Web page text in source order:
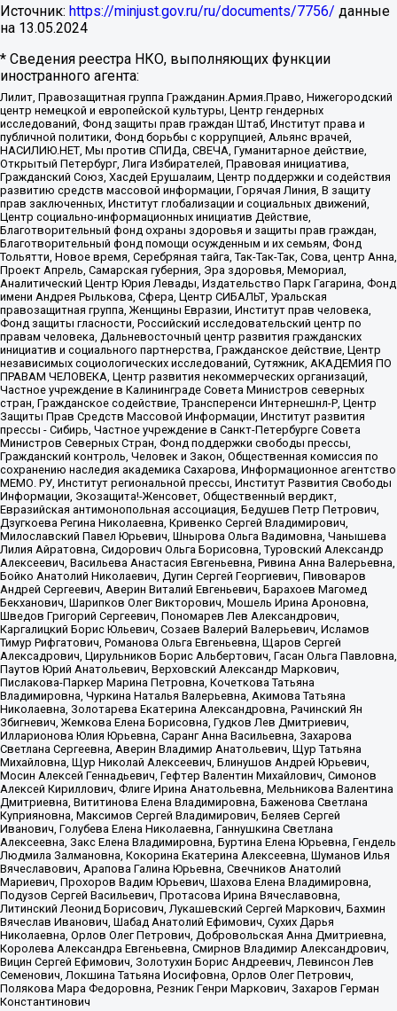
Источник: https://minjust.gov.ru/ru/documents/7756/ данные
на 13.05.2024
* Сведения реестра НКО, выполняющих функции
иностранного агента:
Лилит, Правозащитная группа Гражданин.Армия.Право, Нижегородский
центр немецкой и европейской культуры, Центр гендерных
исследований, Фонд защиты прав граждан Штаб, Институт права и
публичной политики, Фонд борьбы с коррупцией, Альянс врачей,
НАСИЛИЮ.НЕТ, Мы против СПИДа, СВЕЧА, Гуманитарное действие,
Открытый Петербург, Лига Избирателей, Правовая инициатива,
Гражданский Союз, Хасдей Ерушалаим, Центр поддержки и содействия
развитию средств массовой информации, Горячая Линия, В защиту
прав заключенных, Институт глобализации и социальных движений,
Центр социально-информационных инициатив Действие,
Благотворительный фонд охраны здоровья и защиты прав граждан,
Благотворительный фонд помощи осужденным и их семьям, Фонд
Тольятти, Новое время, Серебряная тайга, Так-Так-Так, Сова, центр Анна,
Проект Апрель, Самарская губерния, Эра здоровья, Мемориал,
Аналитический Центр Юрия Левады, Издательство Парк Гагарина, Фонд
имени Андрея Рылькова, Сфера, Центр СИБАЛЬТ, Уральская
правозащитная группа, Женщины Евразии, Институт прав человека,
Фонд защиты гласности, Российский исследовательский центр по
правам человека, Дальневосточный центр развития гражданских
инициатив и социального партнерства, Гражданское действие, Центр
независимых социологических исследований, Сутяжник, АКАДЕМИЯ ПО
ПРАВАМ ЧЕЛОВЕКА, Центр развития некоммерческих организаций,
Частное учреждение в Калининграде Совета Министров северных
стран, Гражданское содействие, Трансперенси Интернешнл-Р, Центр
Защиты Прав Средств Массовой Информации, Институт развития
прессы - Сибирь, Частное учреждение в Санкт-Петербурге Совета
Министров Северных Стран, Фонд поддержки свободы прессы,
Гражданский контроль, Человек и Закон, Общественная комиссия по
сохранению наследия академика Сахарова, Информационное агентство
МЕМО. РУ, Институт региональной прессы, Институт Развития Свободы
Информации, Экозащита!-Женсовет, Общественный вердикт,
Евразийская антимонопольная ассоциация, Бедушев Петр Петрович,
Дзугкоева Регина Николаевна, Кривенко Сергей Владимирович,
Милославский Павел Юрьевич, Шнырова Ольга Вадимовна, Чанышева
Лилия Айратовна, Сидорович Ольга Борисовна, Туровский Александр
Алексеевич, Васильева Анастасия Евгеньевна, Ривина Анна Валерьевна,
Бойко Анатолий Николаевич, Дугин Сергей Георгиевич, Пивоваров
Андрей Сергеевич, Аверин Виталий Евгеньевич, Барахоев Магомед
Бекханович, Шарипков Олег Викторович, Мошель Ирина Ароновна,
Шведов Григорий Сергеевич, Пономарев Лев Александрович,
Каргалицкий Борис Юльевич, Созаев Валерий Валерьевич, Исламов
Тимур Рифгатович, Романова Ольга Евгеньевна, Щаров Сергей
Алексадрович, Цирульников Борис Альбертович, Гасан Ольга Павловна,
Паутов Юрий Анатольевич, Верховский Александр Маркович,
Пислакова-Паркер Марина Петровна, Кочеткова Татьяна
Владимировна, Чуркина Наталья Валерьевна, Акимова Татьяна
Николаевна, Золотарева Екатерина Александровна, Рачинский Ян
Збигневич, Жемкова Елена Борисовна, Гудков Лев Дмитриевич,
Илларионова Юлия Юрьевна, Саранг Анна Васильевна, Захарова
Светлана Сергеевна, Аверин Владимир Анатольевич, Щур Татьяна
Михайловна, Щур Николай Алексеевич, Блинушов Андрей Юрьевич,
Мосин Алексей Геннадьевич, Гефтер Валентин Михайлович, Симонов
Алексей Кириллович, Флиге Ирина Анатольевна, Мельникова Валентина
Дмитриевна, Вититинова Елена Владимировна, Баженова Светлана
Куприяновна, Максимов Сергей Владимирович, Беляев Сергей
Иванович, Голубева Елена Николаевна, Ганнушкина Светлана
Алексеевна, Закс Елена Владимировна, Буртина Елена Юрьевна, Гендель
Людмила Залмановна, Кокорина Екатерина Алексеевна, Шуманов Илья
Вячеславович, Арапова Галина Юрьевна, Свечников Анатолий
Мариевич, Прохоров Вадим Юрьевич, Шахова Елена Владимировна,
Подузов Сергей Васильевич, Протасова Ирина Вячеславовна,
Литинский Леонид Борисович, Лукашевский Сергей Маркович, Бахмин
Вячеслав Иванович, Шабад Анатолий Ефимович, Сухих Дарья
Николаевна, Орлов Олег Петрович, Добровольская Анна Дмитриевна,
Королева Александра Евгеньевна, Смирнов Владимир Александрович,
Вицин Сергей Ефимович, Золотухин Борис Андреевич, Левинсон Лев
Семенович, Локшина Татьяна Иосифовна, Орлов Олег Петрович,
Полякова Мара Федоровна, Резник Генри Маркович, Захаров Герман
Константинович